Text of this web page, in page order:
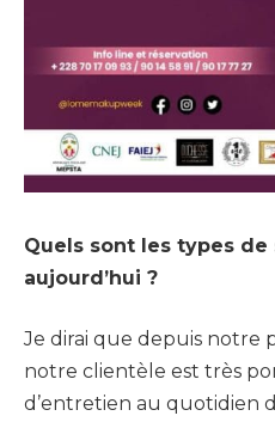
Quels sont les types
aujourd’hui ?
Je dirai que depuis notre
notre clientèle est très
d’entretien au quotidien